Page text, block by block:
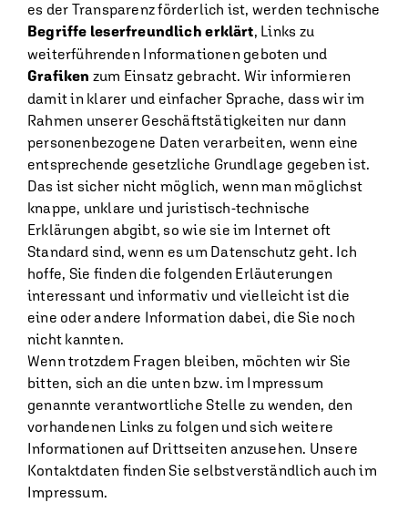
es der Transparenz förderlich ist, werden technische
Begriffe leserfreundlich erklärt, Links zu
weiterführenden Informationen geboten und
Grafiken zum Einsatz gebracht. Wir informieren
damit in klarer und einfacher Sprache, dass wir im
Rahmen unserer Geschäftstätigkeiten nur dann
personenbezogene Daten verarbeiten, wenn eine
entsprechende gesetzliche Grundlage gegeben ist.
Das ist sicher nicht möglich, wenn man möglichst
knappe, unklare und juristisch-technische
Erklärungen abgibt, so wie sie im Internet oft
Standard sind, wenn es um Datenschutz geht. Ich
hoffe, Sie finden die folgenden Erläuterungen
interessant und informativ und vielleicht ist die
eine oder andere Information dabei, die Sie noch
nicht kannten.
Wenn trotzdem Fragen bleiben, möchten wir Sie
bitten, sich an die unten bzw. im Impressum
genannte verantwortliche Stelle zu wenden, den
vorhandenen Links zu folgen und sich weitere
Informationen auf Drittseiten anzusehen. Unsere
Kontaktdaten finden Sie selbstverständlich auch im
Impressum.